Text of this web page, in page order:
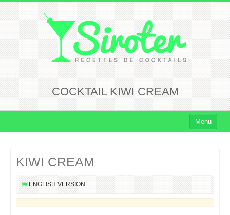
COCKTAIL KIWI CREAM
Menu
Cocktails Rhum
Cocktails Vodka
Cocktails Whisky
KIWI CREAM
ENGLISH VERSION